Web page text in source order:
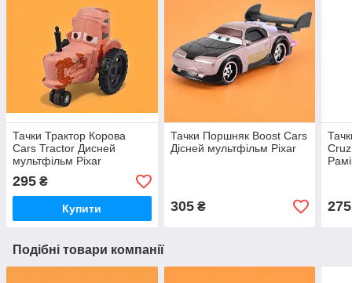
Тачки Трактор Корова
Cars Tractor Дисней
мультфільм Pixar
295 ₴
Купити
Тачки Поршняк Boost Cars
Дісней мультфільм Pixar
305₴ 275
Подібні товари компанії